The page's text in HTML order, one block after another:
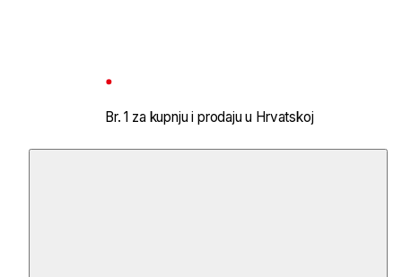
Br. 1 za kupnju i prodaju u Hrvatskoj